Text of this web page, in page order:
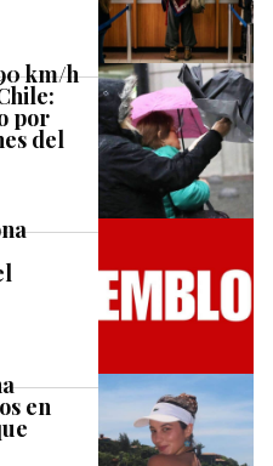
km/h
por
del
en